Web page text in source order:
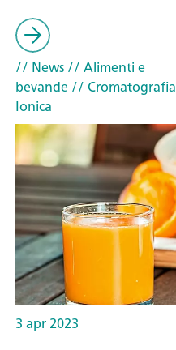
// News// Alimenti e
bevande// Cromatografia
Ionica
3 apr 2023